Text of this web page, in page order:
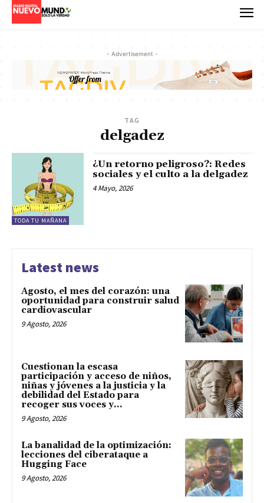
- Advertisement -
TAG
delgadez
TODA TU MAÑANA
¿Un retorno peligroso?: Redes
sociales y el culto a la delgadez
4 Mayo, 2026
Latest news
Agosto, el mes del corazón: una
oportunidad para construir salud
cardiovascular
9 Agosto, 2026
Cuestionan la escasa
participación y acceso de niños,
niñas y jóvenes a la justicia y la
debilidad del Estado para
recoger sus voces y...
9 Agosto, 2026
La banalidad de la optimización:
lecciones del ciberataque a
Hugging Face
9 Agosto, 2026